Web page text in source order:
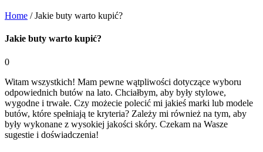
Home /Jakie buty warto kupić?
Jakie buty warto kupić?
0
Witam wszystkich! Mam pewne wątpliwości dotyczące wyboru
odpowiednich butów na lato. Chciałbym, aby były stylowe,
wygodne i trwałe. Czy możecie polecić mi jakieś marki lub modele
butów, które spełniają te kryteria? Zależy mi również na tym, aby
były wykonane z wysokiej jakości skóry. Czekam na Wasze
sugestie i doświadczenia!